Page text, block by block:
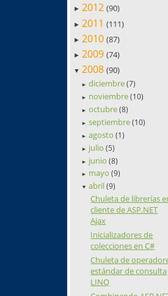
► 2012 (90)
► 2011 (111)
► 2010 (87)
► 2009 (74)
▼ 2008 (90)
► diciembre(7)
► noviembre(10)
► octubre(8)
► septiembre(10)
► agosto(1)
► julio(5)
► junio(8)
► mayo(9)
▼ abril(9)
Chuleta de librerías
cliente de ASP.NET
Ajax
Inicializadores de
colecciones en C#
Chuleta de
estándar de consulta
LINQ